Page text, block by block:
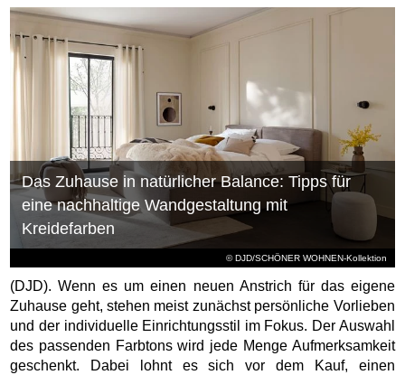
© DJD/SCHÖNER WOHNEN-Kollektion
Das Zuhause in natürlicher Balance: Tipps für
eine nachhaltige Wandgestaltung mit
Kreidefarben
(DJD). Wenn es um einen neuen Anstrich für das eigene
Zuhause geht, stehen meist zunächst persönliche Vorlieben
und der individuelle Einrichtungsstil im Fokus. Der Auswahl
des passenden Farbtons wird jede Menge Aufmerksamkeit
geschenkt. Dabei lohnt es sich vor dem Kauf, einen